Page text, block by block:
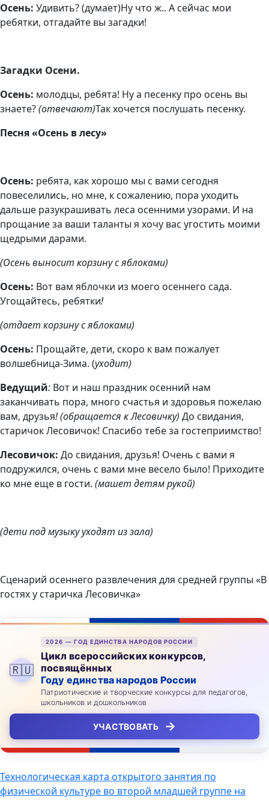
Осень: Удивить? (думает)Ну что ж.. А сейчас мои
ребятки, отгадайте вы загадки!
Загадки Осени.
Осень: молодцы, ребята! Ну а песенку про осень вы
знаете?(отвечают)Так хочется послушать песенку.
Песня «Осень в лесу»
Осень: ребята, как хорошо мы с вами сегодня
повеселились, но мне, к сожалению, пора уходить
дальше разукрашивать леса осенними узорами. И на
прощание за ваши таланты я хочу вас угостить моими
щедрыми дарами.
(Осень выносит корзину с яблоками)
Осень: Вот вам яблочки из моего осеннего сада.
Угощайтесь, ребятки!
(отдает корзину с яблоками)
Осень: Прощайте, дети, скоро к вам пожалует
волшебница-Зима. (уходит)
Ведущий: Вот и наш праздник осенний нам
заканчивать пора, много счастья и здоровья пожелаю
вам, друзья! (обращается к Лесовичку) До свидания,
старичок Лесовичок! Спасибо тебе за гостеприимство!
Лесовичок: До свидания, друзья! Очень с вами я
подружился, очень с вами мне весело было! Приходите
ко мне еще в гости. (машет детям рукой)
(дети под музыку уходят из зала)
Сценарий осеннего развлечения для средней группы «В
гостях у старичка Лесовичка»
🇷🇺
2026 — ГОД ЕДИНСТВА НАРОДОВ РОССИИ
Цикл всероссийских конкурсов,
посвящённых
Году единства народов России
Патриотические и творческие конкурсы для педагогов,
школьников и дошкольников
УЧАСТВОВАТЬ →
Навигация
по
Технологическая карта открытого занятия по
физической культуре во второй младшей группе на